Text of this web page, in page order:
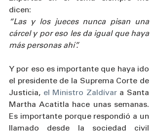
dicen:
“Las y los jueces nunca pisan una
cárcel y por eso les da igual que haya
más personas ahí”.
Y por eso es importante que haya ido
el presidente de la Suprema Corte de
Justicia, el Ministro Zaldívar a Santa
Martha Acatitla hace unas semanas.
Es importante porque respondió a un
llamado desde la sociedad civil